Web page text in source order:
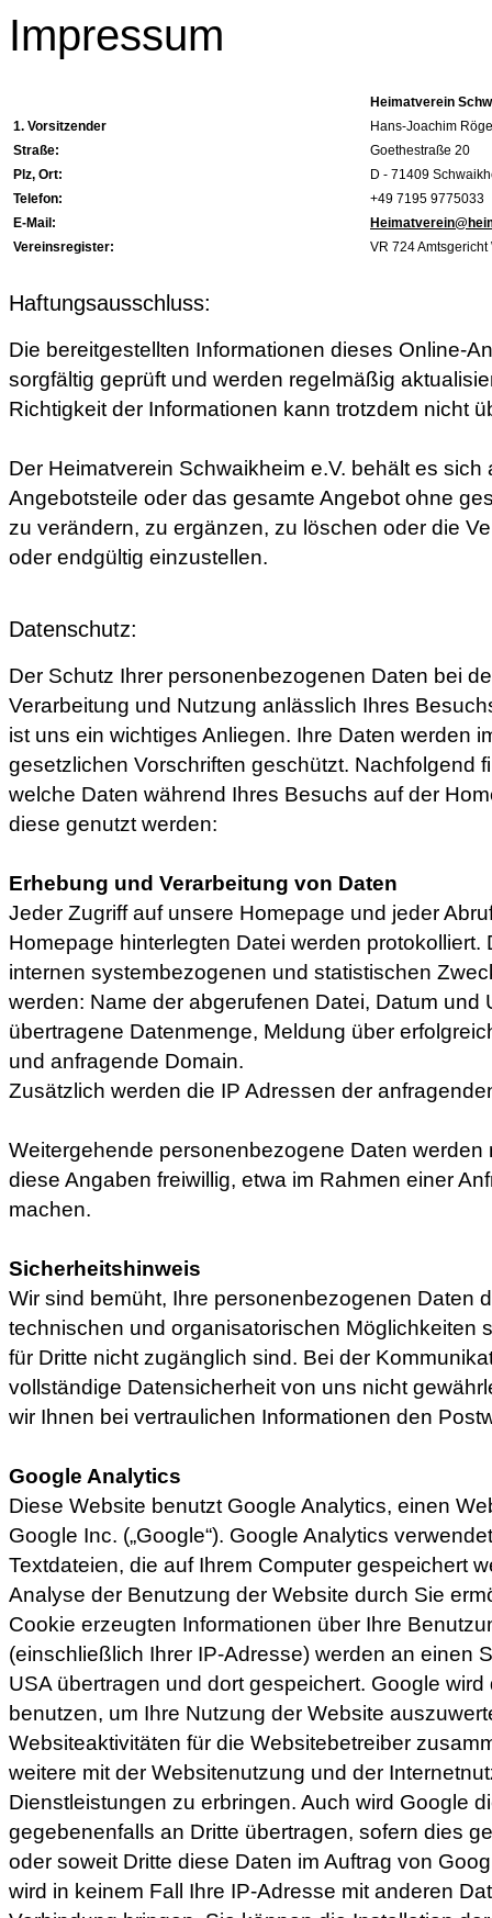
Impressum
Heimatverein
1. Vorsitzender
Hans-Joachim
Straße:
Goethestraße 20
Plz, Ort:
D - 71409
Telefon:
+49 7195 9775033
E-Mail:
Vereinsregister:
VR 724
Haftungsausschluss:
Die bereitgestellten Informationen dieses Online-
sorgfältig geprüft und werden regelmäßig
Richtigkeit der Informationen kann trotzdem nicht
Der Heimatverein Schwaikheim e.V. behält es sich
Angebotsteile oder das gesamte Angebot ohne
zu verändern, zu ergänzen, zu löschen oder die
oder endgültig einzustellen.
Datenschutz:
Der Schutz Ihrer personenbezogenen Daten bei
Verarbeitung und Nutzung anlässlich Ihres
ist uns ein wichtiges Anliegen. Ihre Daten werden
gesetzlichen Vorschriften geschützt. Nachfolgend
welche Daten während Ihres Besuchs auf der
diese genutzt werden:
Erhebung und Verarbeitung von Daten
Jeder Zugriff auf unsere Homepage und jeder
Homepage hinterlegten Datei werden protokolliert.
internen systembezogenen und statistischen
werden: Name der abgerufenen Datei, Datum und
übertragene Datenmenge, Meldung über
und anfragende Domain.
Zusätzlich werden die IP Adressen der
Weitergehende personenbezogene Daten werden
diese Angaben freiwillig, etwa im Rahmen einer
machen.
Sicherheitshinweis
Wir sind bemüht, Ihre personenbezogenen Daten
technischen und organisatorischen Möglichkeiten
für Dritte nicht zugänglich sind. Bei der
vollständige Datensicherheit von uns nicht
wir Ihnen bei vertraulichen Informationen den
Google Analytics
Diese Website benutzt Google Analytics, einen
Google Inc. („Google“). Google Analytics
Textdateien, die auf Ihrem Computer gespeichert
Analyse der Benutzung der Website durch Sie
Cookie erzeugten Informationen über Ihre
(einschließlich Ihrer IP-Adresse) werden an einen
USA übertragen und dort gespeichert. Google
benutzen, um Ihre Nutzung der Website
Websiteaktivitäten für die Websitebetreiber
weitere mit der Websitenutzung und der
Dienstleistungen zu erbringen. Auch wird Google
gegebenenfalls an Dritte übertragen, sofern dies
oder soweit Dritte diese Daten im Auftrag von
wird in keinem Fall Ihre IP-Adresse mit anderen